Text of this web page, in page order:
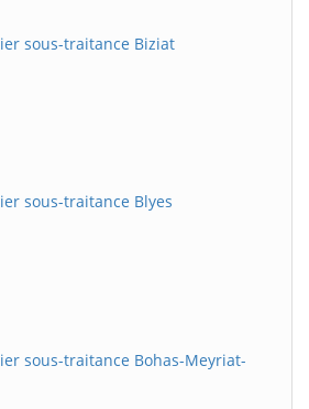
sous-traitance Biziat
sous-traitance Blyes
sous-traitance Bohas-Meyriat-